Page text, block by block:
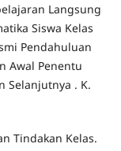
Langsung
Siswa Kelas
Pendahuluan
Awal Penentu
Selanjutnya . K.
Tindakan Kelas.